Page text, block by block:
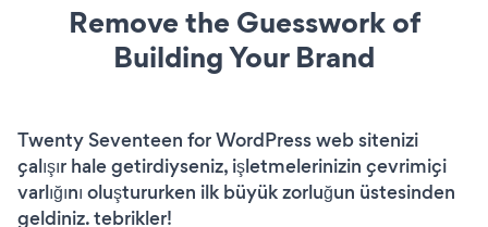
Remove the Guesswork of
Building Your Brand
Twenty Seventeen for WordPress web sitenizi
çalışır hale getirdiyseniz, işletmelerinizin çevrimiçi
varlığını oluştururken ilk büyük zorluğun üstesinden
geldiniz. tebrikler!